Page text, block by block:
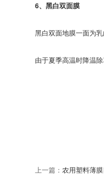
6、黑白双面膜
黑白双面地膜一面为
由于夏季高温时降温
上一篇： 农用塑料薄